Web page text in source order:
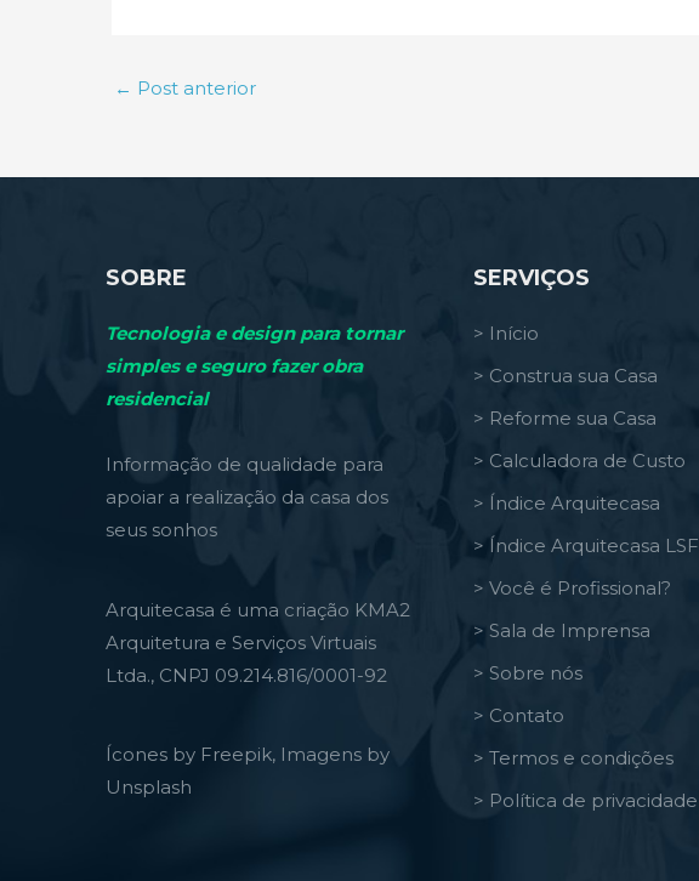
← Post anterior
SOBRE
Tecnologia e design para tornar
simples e seguro fazer obra
residencial
Informação de qualidade para
apoiar a realização da casa dos
seus sonhos
Arquitecasa é uma criação KMA2
Arquitetura e Serviços Virtuais
Ltda., CNPJ 09.214.816/0001-92
Ícones by Freepik, Imagens by
Unsplash
SERVIÇOS
> Início
> Construa sua Casa
> Reforme sua Casa
> Calculadora de Custo
> Índice Arquitecasa
> Índice Arquitecasa LSF
> Você é Profissional?
> Sala de Imprensa
> Sobre nós
> Contato
> Termos e condições
> Política de privacidade